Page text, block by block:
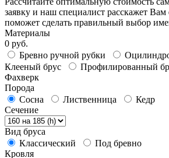
заявку и наш специалист расскажет Вам
поможет сделать правильный выбор
Материалы
0 руб.
Бревно ручной рубки
Клееный брус
Профилированный
Фахверк
Порода
Сосна
Лиственница
Кедр
Сечение
Вид бруса
Классический
Под бревно
Кровля